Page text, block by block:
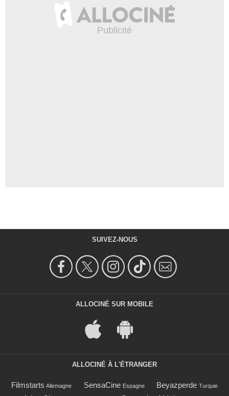
SUIVEZ-NOUS
ALLOCINÉ SUR MOBILE
ALLOCINÉ À L'ÉTRANGER
Filmstarts Allemagne SensaCine Espagne Beyazperde Turquie